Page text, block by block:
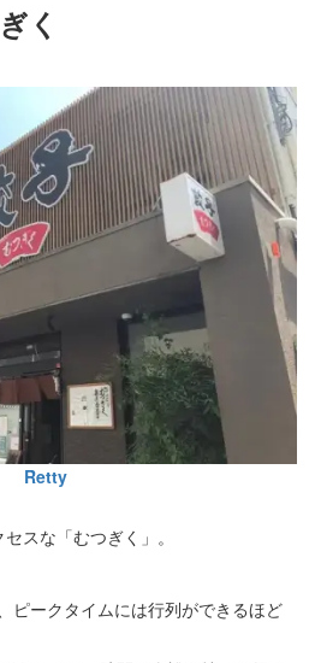
く
Retty
スな「むつぎく」。
ピークタイムには行列ができるほど